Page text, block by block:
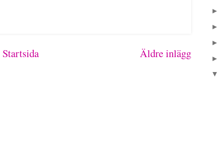
Äldre inlägg
Startsida
►
►
►
►
▼